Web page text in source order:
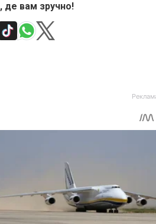
де вам зручно!